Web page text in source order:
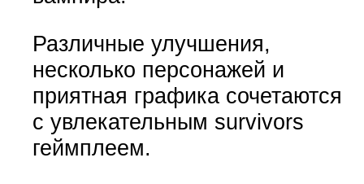
Различные улучшения,
несколько персонажей и
приятная графика сочетаются
с увлекательным survivors
геймплеем.